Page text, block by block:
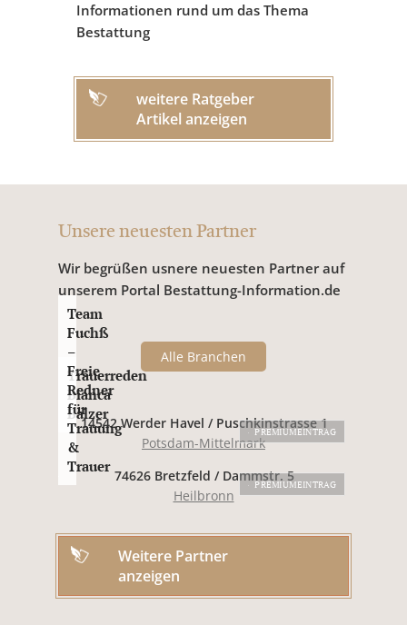
Informationen rund um das Thema
Bestattung
weitere Ratgeber
Artikel anzeigen
Unsere neuesten Partner
Wir begrüßen usnere neuesten Partner auf
unserem Portal Bestattung-Information.de
Alle Branchen
PREMIUMEINTRAG
Trauerreden
Bianca
Balzer
14542 Werder Havel / Puschkinstrasse 1
Potsdam-Mittelmark
PREMIUMEINTRAG
Team
Fuchß
–
Freie
Redner
für
Trauung
&
Trauer
74626 Bretzfeld / Dammstr. 5
Heilbronn
Weitere Partner
anzeigen